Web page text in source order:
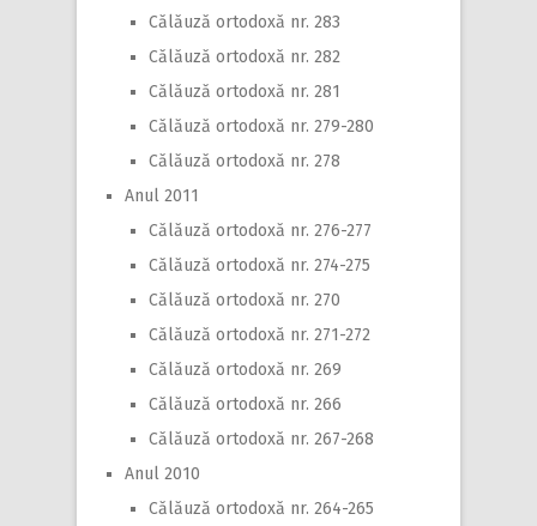
Călăuză ortodoxă nr. 283
Călăuză ortodoxă nr. 282
Călăuză ortodoxă nr. 281
Călăuză ortodoxă nr. 279-280
Călăuză ortodoxă nr. 278
Anul 2011
Călăuză ortodoxă nr. 276-277
Călăuză ortodoxă nr. 274-275
Călăuză ortodoxă nr. 270
Călăuză ortodoxă nr. 271-272
Călăuză ortodoxă nr. 269
Călăuză ortodoxă nr. 266
Călăuză ortodoxă nr. 267-268
Anul 2010
Călăuză ortodoxă nr. 264-265